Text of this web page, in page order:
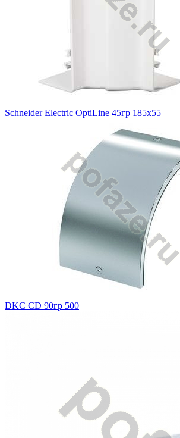
Schneider Electric OptiLine 45гр 185х55
DKC CD 90гр 500